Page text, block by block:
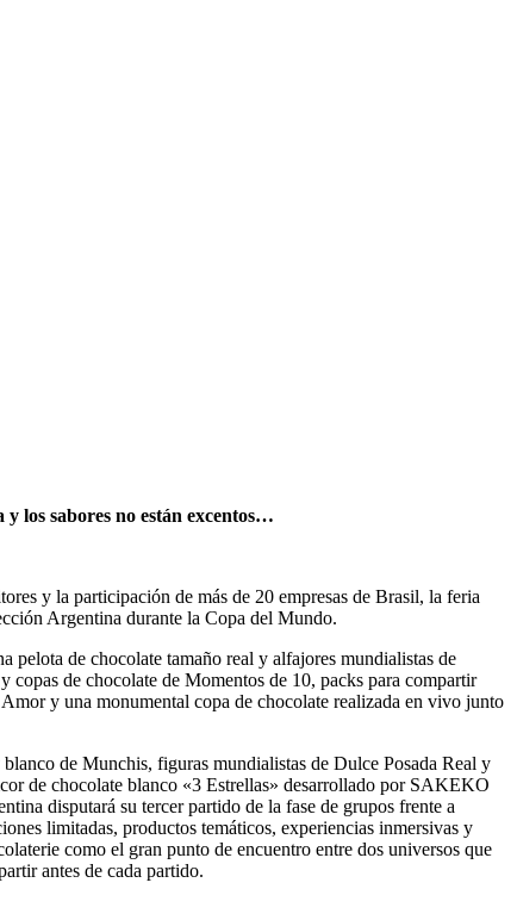
los sabores no están excentos…
y la participación de más de 20 empresas de Brasil, la feria
Argentina durante la Copa del Mundo.
pelota de chocolate tamaño real y alfajores mundialistas de
de chocolate de Momentos de 10, packs para compartir
y una monumental copa de chocolate realizada en vivo junto
de Munchis, figuras mundialistas de Dulce Posada Real y
de chocolate blanco «3 Estrellas» desarrollado por SAKEKO
disputará su tercer partido de la fase de grupos frente a
limitadas, productos temáticos, experiencias inmersivas y
como el gran punto de encuentro entre dos universos que
antes de cada partido.